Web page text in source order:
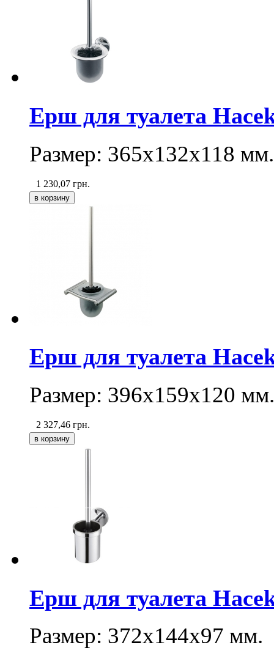
Ерш для туалета
Размер: 365х132х118 мм.
1 230,07 грн.
Ерш для туалета
Размер: 396х159х120 мм.
2 327,46 грн.
Ерш для туалета
Размер: 372х144х97 мм.